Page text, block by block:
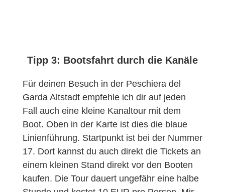
Tipp 3: Bootsfahrt durch die Kanäle
Für deinen Besuch in der Peschiera del
Garda Altstadt empfehle ich dir auf jeden
Fall auch eine kleine Kanaltour mit dem
Boot. Oben in der Karte ist dies die blaue
Linienführung. Startpunkt ist bei der Nummer
17. Dort kannst du auch direkt die Tickets an
einem kleinen Stand direkt vor den Booten
kaufen. Die Tour dauert ungefähr eine halbe